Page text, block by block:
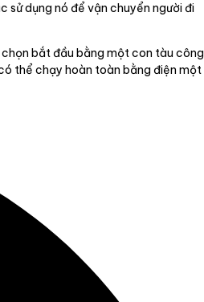
sử dụng nó để vận chuyển người đi
chọn bắt đầu bằng một con tàu công
thể chạy hoàn toàn bằng điện một